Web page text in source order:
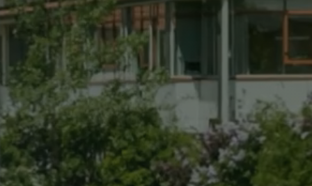
Wichtige Adressen
Fundbüro
Ver- und Entsorgung
Bürgerservice-Portal
Digitaler Zwilling